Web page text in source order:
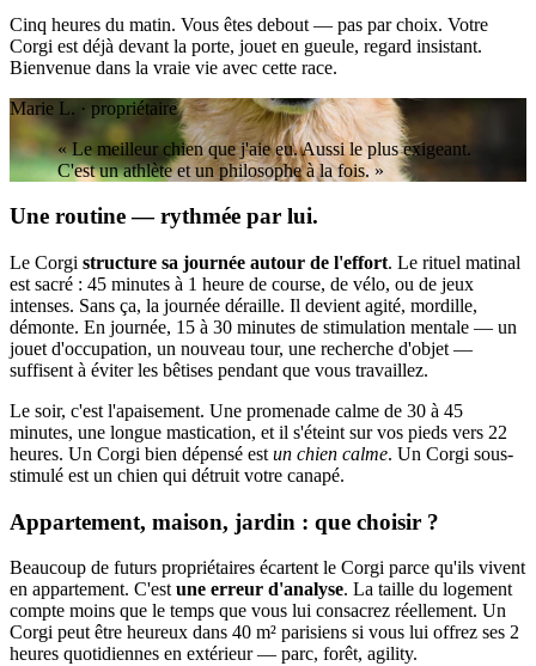
Cinq heures du matin. Vous êtes debout — pas par choix. Votre
Corgi est déjà devant la porte, jouet en gueule, regard insistant.
Bienvenue dans la vraie vie avec cette race.
Marie L. · propriétaire
« Le meilleur chien que j'aie eu. Aussi le plus exigeant.
C'est un athlète et un philosophe à la fois. »
Une routine — rythmée par lui.
Le Corgi structure sa journée autour de l'effort. Le rituel matinal
est sacré : 45 minutes à 1 heure de course, de vélo, ou de jeux
intenses. Sans ça, la journée déraille. Il devient agité, mordille,
démonte. En journée, 15 à 30 minutes de stimulation mentale — un
jouet d'occupation, un nouveau tour, une recherche d'objet —
suffisent à éviter les bêtises pendant que vous travaillez.
Le soir, c'est l'apaisement. Une promenade calme de 30 à 45
minutes, une longue mastication, et il s'éteint sur vos pieds vers 22
heures. Un Corgi bien dépensé est un chien calme. Un Corgi sous-
stimulé est un chien qui détruit votre canapé.
Appartement, maison, jardin : que choisir ?
Beaucoup de futurs propriétaires écartent le Corgi parce qu'ils vivent
en appartement. C'estune erreur d'analyse. La taille du logement
compte moins que le temps que vous lui consacrez réellement. Un
Corgi peut être heureux dans 40 m² parisiens si vous lui offrez ses 2
heures quotidiennes en extérieur — parc, forêt, agility.